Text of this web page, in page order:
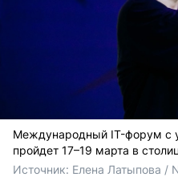
Международный IT-форум с
пройдет 17–19 марта в
Источник: Елена Латыпова /